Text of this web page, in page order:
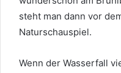
steht man dann vor
Naturschauspiel.
Wenn der Wasserfall